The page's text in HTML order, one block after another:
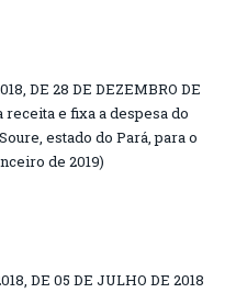
DE 28 DE DEZEMBRO DE
receita e fixa a despesa do
estado do Pará, para o
de 2019)
DE 05 DE JULHO DE 2018